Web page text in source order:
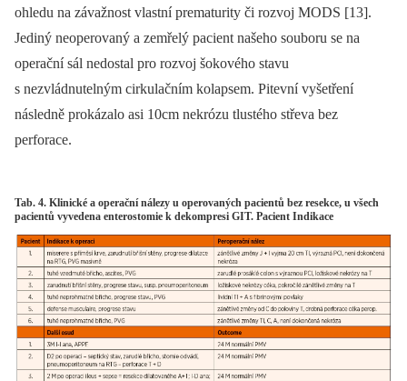
ohledu na závažnost vlastní prematurity či rozvoj MODS [13].
Jediný neoperovaný a zemřelý pacient našeho souboru se na
operační sál nedostal pro rozvoj šokového stavu
s nezvládnutelným cirkulačním kolapsem. Pitevní vyšetření
následně prokázalo asi 10cm nekrózu tlustého střeva bez
perforace.
Tab. 4. Klinické a operační nálezy u operovaných pacientů bez resekce, u všech
pacientů vyvedena enterostomie k dekompresi GIT. Pacient Indikace